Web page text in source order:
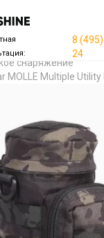
8
24
снаряжение
MOLLE Multiple